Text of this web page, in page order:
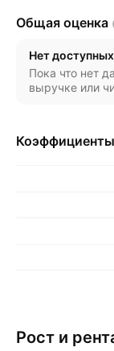
Общая оценка
Нет
Пока что нет
выручке или
Коэффициенты
Рост и